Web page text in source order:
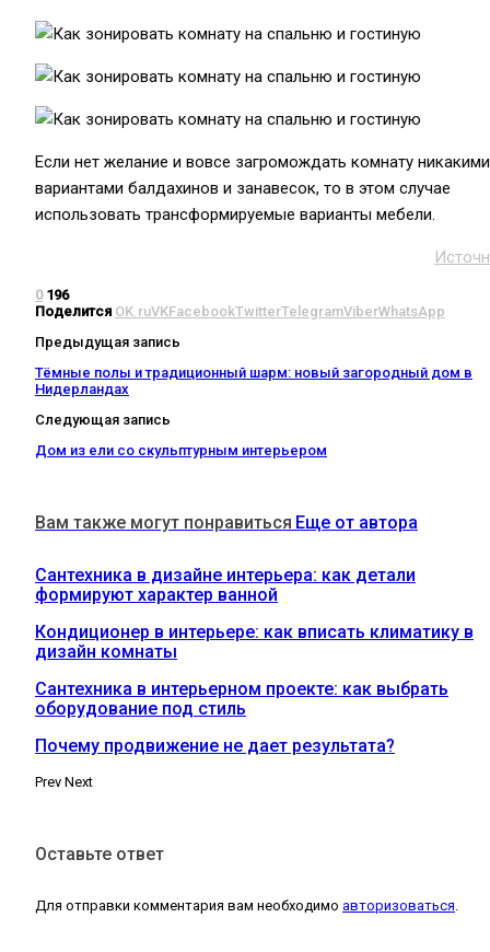
Если нет желание и вовсе загромождать комнату никакими
вариантами балдахинов и занавесок, то в этом случае
использовать трансформируемые варианты мебели.
0 196
Поделится OK.ruVKFacebookTwitterTelegramViberWhatsApp
Предыдущая запись
Тёмные полы и традиционный шарм: новый загородный дом в
Нидерландах
Следующая запись
Дом из ели со скульптурным интерьером
Вам также могут понравиться Еще от автора
Сантехника в дизайне интерьера: как детали
формируют характер ванной
Кондиционер в интерьере: как вписать климатику в
дизайн комнаты
Сантехника в интерьерном проекте: как выбрать
оборудование под стиль
Почему продвижение не дает результата?
Prev Next
Оставьте ответ
Для отправки комментария вам необходимо авторизоваться.